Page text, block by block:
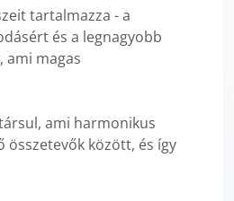
tartalmazza - a
és a legnagyobb
ami magas
ami harmonikus
között, és így